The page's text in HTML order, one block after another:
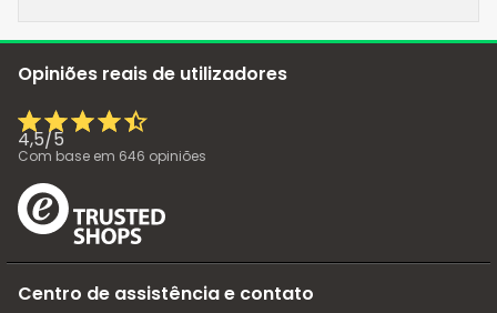
Opiniões reais de utilizadores
4,5/5
Com base em 646 opiniões
Centro de assistência e contato